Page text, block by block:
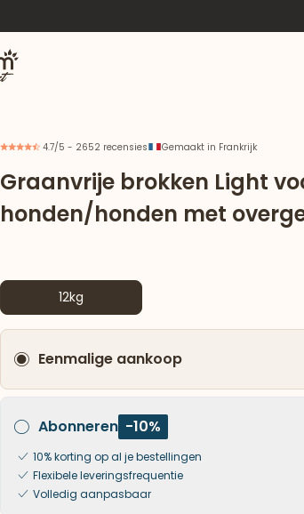
4.7/5 - 2652 recensies Gemaakt in Frankrijk
Graanvrije brokken Light
honden/honden met
12kg
Eenmalige aankoop
Abonneren -10%
10% korting op al je bestellingen
Flexibele leveringsfrequentie
Volledig aanpasbaar